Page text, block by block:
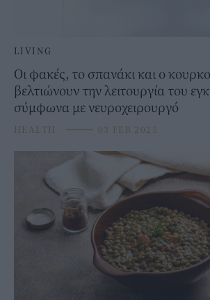
LIVING
Οι φακές, το σπανάκι και o
βελτιώνουν την λειτουργία του
σύμφωνα με νευροχειρουργό
HEALTH ⸻ 03 FEB 2025